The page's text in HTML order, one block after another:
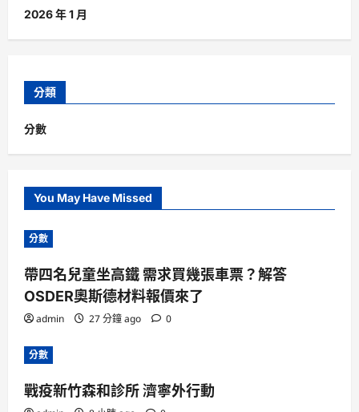
2026 年 1 月
分類
分數
You May Have Missed
分數
帶四名兒童坐高鐵 需求買幾張車票？解答
OSDER奧斯德材料報價來了
admin 27 分鐘 ago 0
分數
戰疫新竹森和診所 濟寧外行動